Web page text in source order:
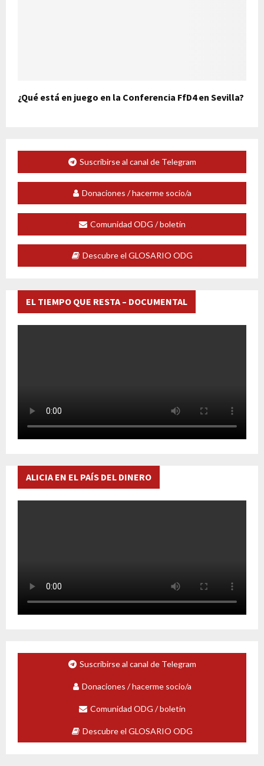
¿Qué está en juego en la Conferencia FfD4 en Sevilla?
Suscribirse al canal de Telegram
Donaciones / hacerme socio/a
Comunidad ODG / boletín
Descubre el GLOSARIO ODG
EL TIEMPO QUE RESTA – DOCUMENTAL
ALICIA EN EL PAÍS DEL DINERO
Suscribirse al canal de Telegram
Donaciones / hacerme socio/a
Comunidad ODG / boletín
Descubre el GLOSARIO ODG